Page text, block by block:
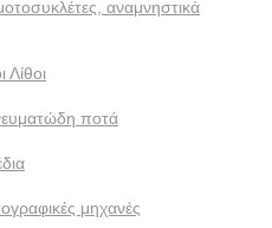
αναμνηστικά
Λίθοι
ποτά
μηχανές